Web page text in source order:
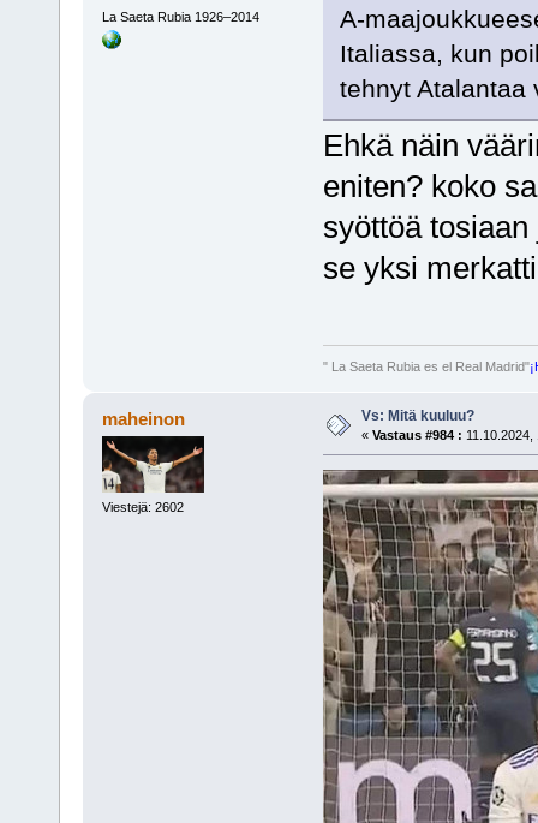
La Saeta Rubia 1926–2014
A-
Italiassa, kun
tehnyt
Ehkä näin
eniten? koko
syöttöä
se yksi
" La Saeta Rubia es el Real Madrid"
maheinon
Viestejä: 2602
Vs: Mitä kuuluu?
« Vastaus #984 : 11.10.2024,